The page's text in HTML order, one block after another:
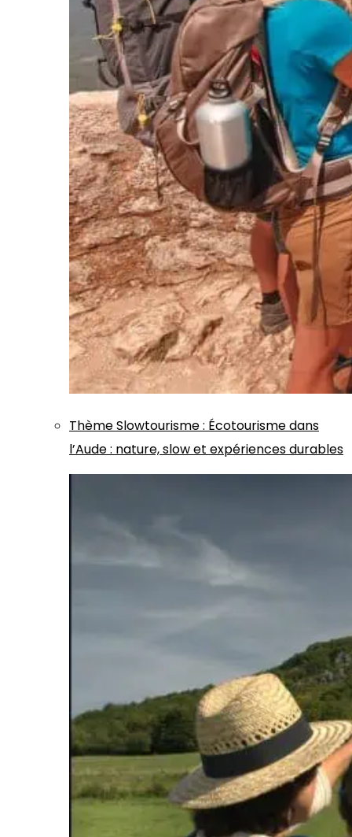
ThèmeSlowtourisme: Écotourisme dans
l’Aude : nature, slow et expériences durables